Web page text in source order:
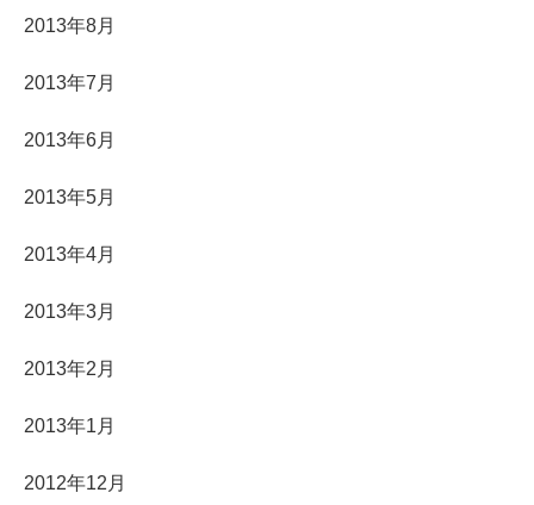
2013年8月
2013年7月
2013年6月
2013年5月
2013年4月
2013年3月
2013年2月
2013年1月
2012年12月